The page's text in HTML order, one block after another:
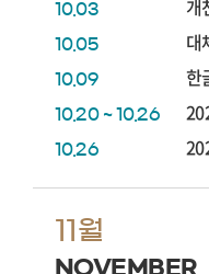
10.03 개
10.05 대
10.09 한
10.20 ~ 10.26
10.26
11월
NOVEMBER